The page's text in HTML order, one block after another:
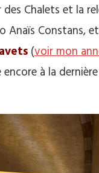
Chalets et la
Anaïs Constans,
(voir mon
à la